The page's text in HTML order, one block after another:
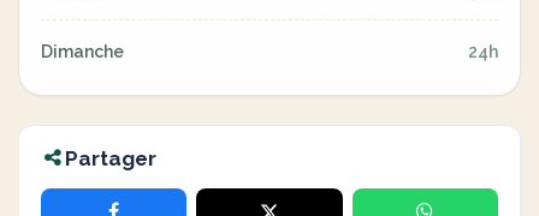
Dimanche 24h
Partager